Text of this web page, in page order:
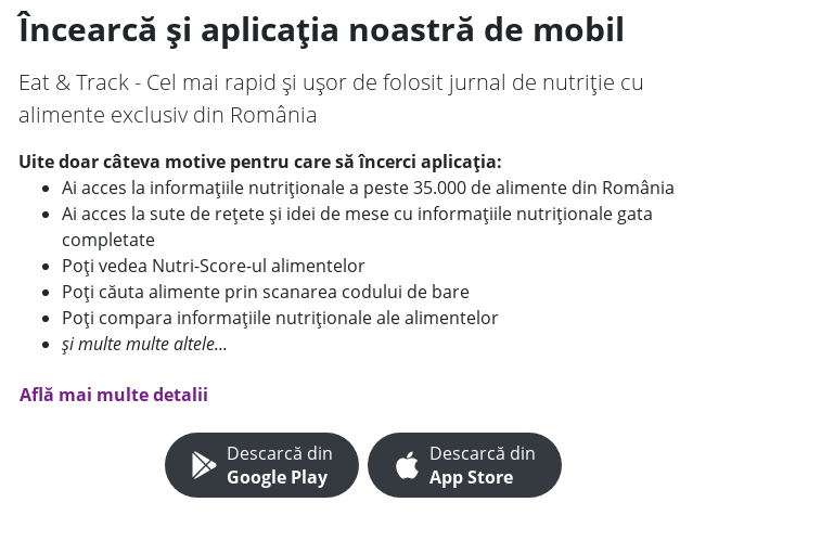
Încearcă și aplicația noastră de mobil
Eat & Track - Cel mai rapid și ușor de folosit jurnal de nutriție cu
alimente exclusiv din România
Uite doar câteva motive pentru care să încerci aplicația:
Ai acces la informațiile nutriționale a peste 35.000 de alimente din România
Ai acces la sute de rețete și idei de mese cu informațiile nutriționale gata
completate
Poți vedea Nutri-Score-ul alimentelor
Poți căuta alimente prin scanarea codului de bare
Poți compara informațiile nutriționale ale alimentelor
și multe multe altele...
Află mai multe detalii
Descarcă din
Google Play
Descarcă din
App Store